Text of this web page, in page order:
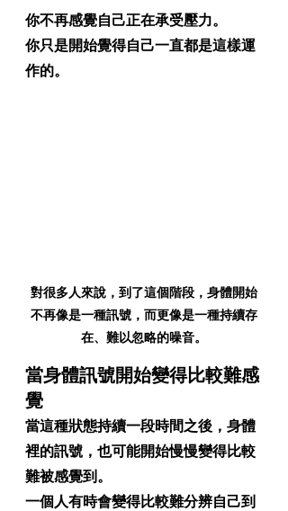
你不再感覺自己正在承受壓力。
你只是開始覺得自己一直都是這樣運
作的。
對很多人來說，到了這個階段，身體開始
不再像是一種訊號，而更像是一種持續存
在、難以忽略的噪音。
當身體訊號開始變得比較難感
覺
當這種狀態持續一段時間之後，身體
裡的訊號，也可能開始慢慢變得比較
難被感覺到。
一個人有時會變得比較難分辨自己到